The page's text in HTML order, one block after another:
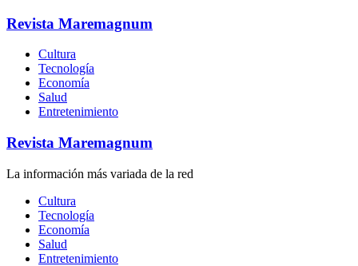
Revista Maremagnum
Cultura
Tecnología
Economía
Salud
Entretenimiento
Revista Maremagnum
La información más variada de la red
Cultura
Tecnología
Economía
Salud
Entretenimiento